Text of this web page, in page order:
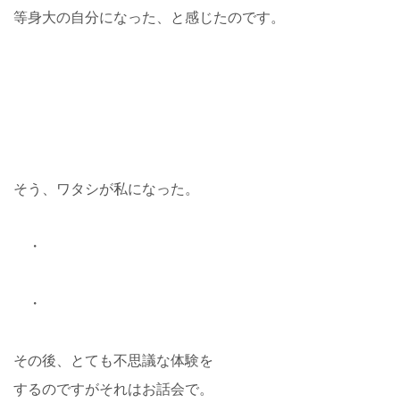
等身大の自分になった、と感じたのです。
そう、ワタシが私になった。
・
・
その後、とても不思議な体験を
するのですがそれはお話会で。